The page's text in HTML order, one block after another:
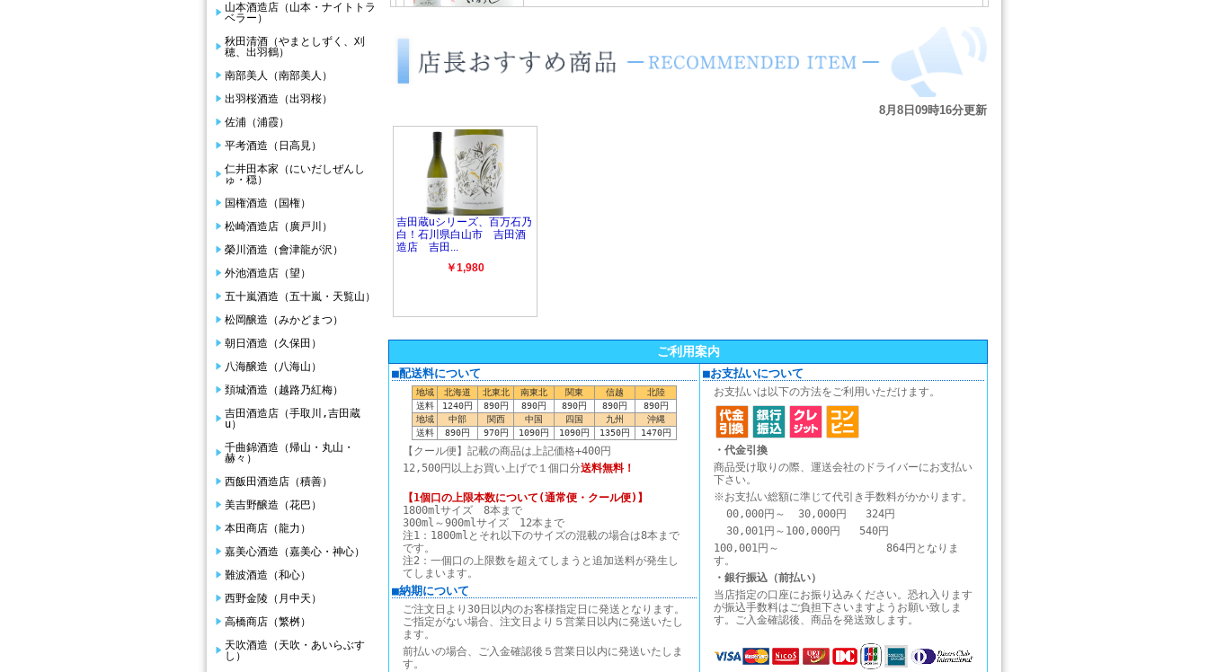
山本酒造店（山本・ナイトトラ
ベラー）
秋田清酒（やまとしずく、刈
穂、出羽鶴）
南部美人（南部美人）
出羽桜酒造（出羽桜）
佐浦（浦霞）
平考酒造（日高見）
仁井田本家（にいだしぜんし
ゅ・穏）
国権酒造（国権）
松崎酒造店（廣戸川）
榮川酒造（會津龍が沢）
外池酒造店（望）
五十嵐酒造（五十嵐・天覧山）
松岡醸造（みかどまつ）
朝日酒造（久保田）
八海醸造（八海山）
頚城酒造（越路乃紅梅）
吉田酒造店（手取川,吉田蔵
u）
千曲錦酒造（帰山・丸山・
赫々）
西飯田酒造店（積善）
美吉野醸造（花巴）
本田商店（龍力）
嘉美心酒造（嘉美心・神心）
難波酒造（和心）
西野金陵（月中天）
高橋商店（繁桝）
天吹酒造（天吹・あいらぶす
し）
ご利用案内
■配送料について
地域 北海道 北東北 南東北 関東 信越
北陸
送料
1240円 890円 890円 890円 890円
890円
地域
中部 関西 中国 四国 九州
沖縄
送料
890円 970円 1090円 1090円 1350円 1470円
【クール便】記載の商品は上記価格+400円
12,500円以上お買い上げで１個口分送料無料！
【1個口の上限本数について(通常便・クール便)】
1800mlサイズ 8本まで
300ml～900mlサイズ 12本まで
注1：1800mlとそれ以下のサイズの混載の場合は8本まで
です。
注2：一個口の上限数を超えてしまうと追加送料が発生し
てしまいます。
■納期について
ご注文日より30日以内のお客様指定日に発送となります。
ご指定がない場合、注文日より５営業日以内に発送いたし
ます。
前払いの場合、ご入金確認後５営業日以内に発送いたしま
す。
■お支払いについて
お支払いは以下の方法をご利用いただけます。
・代金引換
商品受け取りの際、運送会社のドライバーにお支払い
下さい。
※お支払い総額に準じて代引き手数料がかかります。
00,000円～ 30,000円 324円
30,001円～100,000円 540円
100,001円～ 864円となりま
す。
・銀行振込（前払い）
当店指定の口座にお振り込みください。恐れ入ります
が振込手数料はご負担下さいますようお願い致しま
す。ご入金確認後、商品を発送致します。